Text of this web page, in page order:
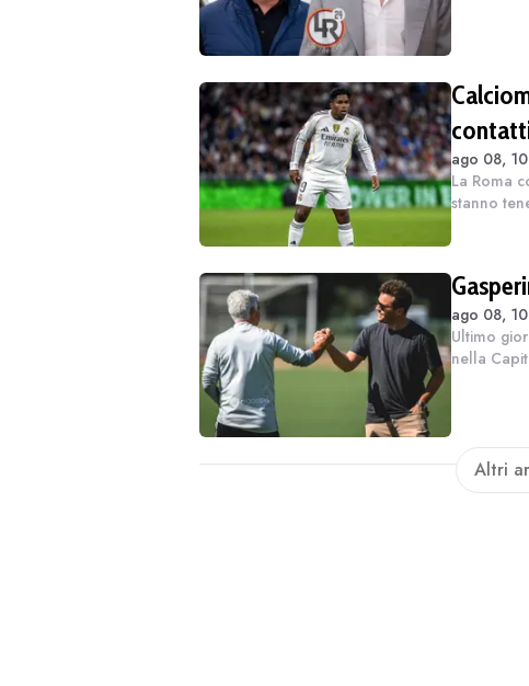
ago 08,
La Roma
stanno
ago 08,
Ultimo
nella
Altri